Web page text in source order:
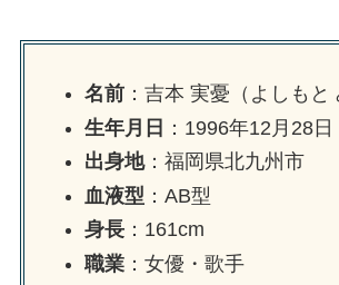
名前：吉本 実憂（よしもと
生年月日 ：1996年12月28日
出身地：福岡県北九州市
血液型 ：AB型
身長：161cm
職業：女優・歌手